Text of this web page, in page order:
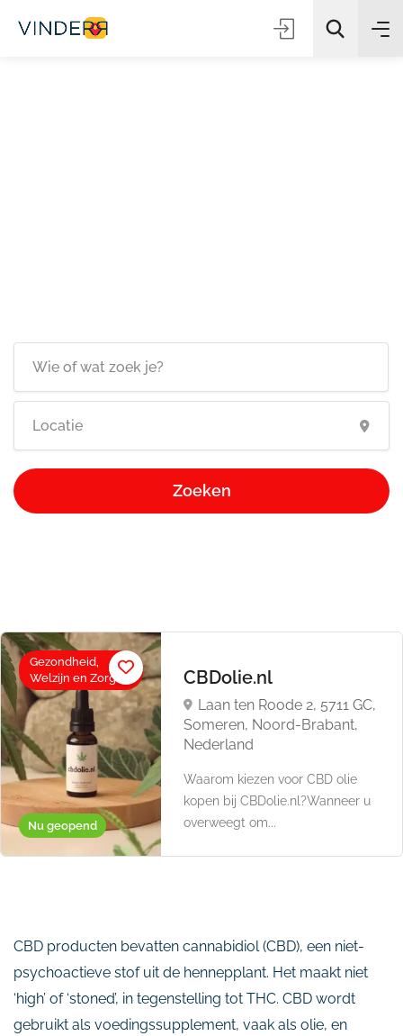
Zoeken
Nu geopend
Gezondheid,
Welzijn en Zorg
CBDolie.nl
Laan ten Roode 2, 5711 GC,
Someren, Noord-Brabant,
Nederland
Waarom kiezen voor CBD olie
kopen bij CBDolie.nl?Wanneer u
overweegt om...
CBD producten bevatten cannabidiol (CBD), een niet-
psychoactieve stof uit de hennepplant. Het maakt niet
‘high’ of ‘stoned’, in tegenstelling tot THC. CBD wordt
gebruikt als voedingssupplement, vaak als olie, en